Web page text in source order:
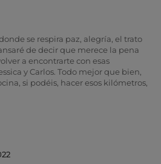
se respira paz, alegría, el trato
de decir que merece la pena
a encontrarte con esas
y Carlos. Todo mejor que bien,
si podéis, hacer esos kilómetros,